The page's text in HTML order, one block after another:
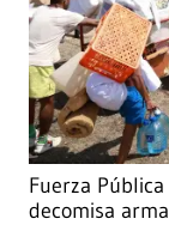
Fuerza
decomisa